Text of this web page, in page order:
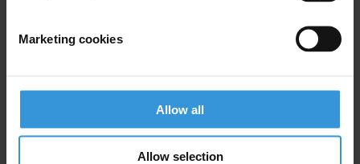
Marketing cookies
Allow all
Allow selection
Your registration is almost complete. Please go to your inbox and
confirm your email address in the email we just sent to you